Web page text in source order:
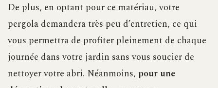
De plus, en optant pour ce matériau, votre
pergola demandera très peu d’entretien, ce qui
vous permettra de profiter pleinement de chaque
journée dans votre jardin sans vous soucier de
nettoyer votre abri. Néanmoins, pour une